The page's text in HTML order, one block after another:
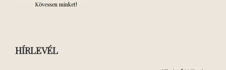
Kövessen minket!
HÍRLEVÉL